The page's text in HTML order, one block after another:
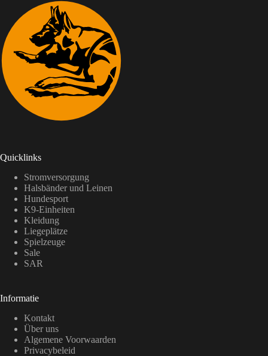
Quicklinks
Stromversorgung
Halsbänder und Leinen
Hundesport
K9-Einheiten
Kleidung
Liegeplätze
Spielzeuge
Sale
SAR
Informatie
Kontakt
Über uns
Algemene Voorwaarden
Privacybeleid